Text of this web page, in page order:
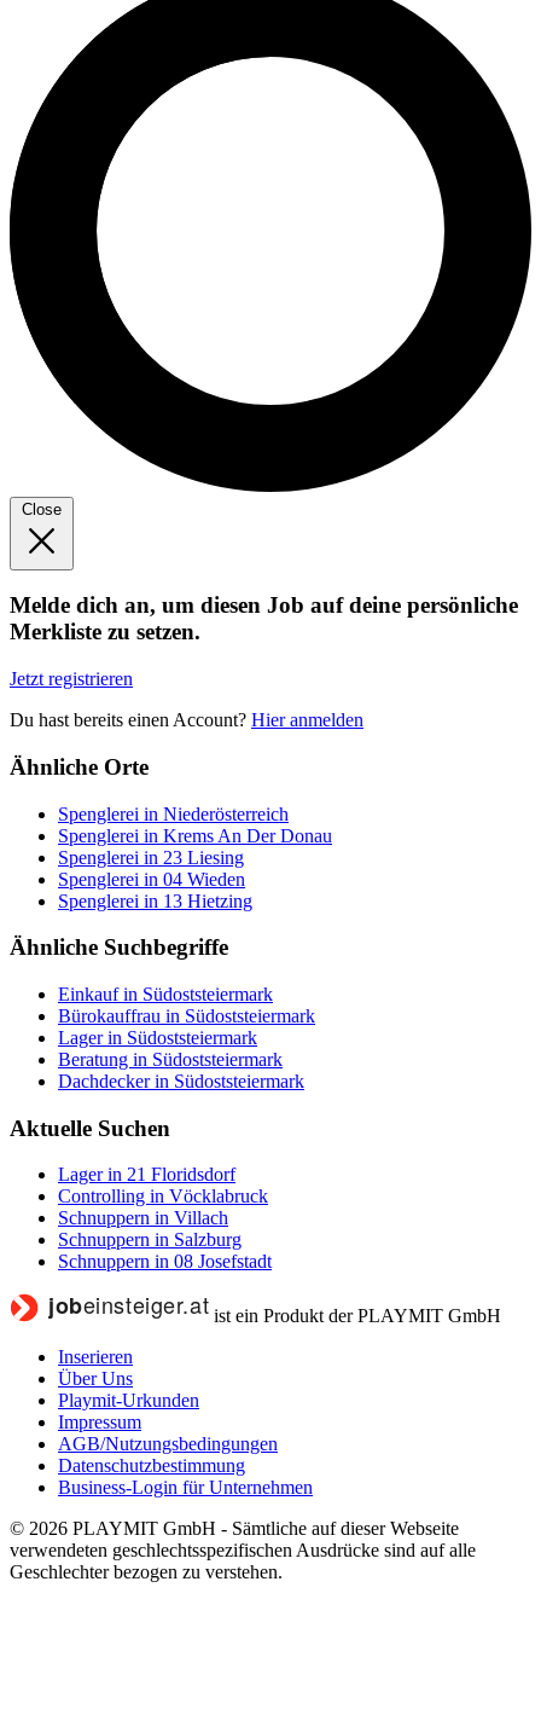
Close
Melde dich an, um diesen Job auf deine persönliche
Merkliste zu setzen.
Jetzt registrieren
Du hast bereits einen Account? Hier anmelden
Ähnliche Orte
Spenglerei in Niederösterreich
Spenglerei in Krems An Der Donau
Spenglerei in 23 Liesing
Spenglerei in 04 Wieden
Spenglerei in 13 Hietzing
Ähnliche Suchbegriffe
Einkauf in Südoststeiermark
Bürokauffrau in Südoststeiermark
Lager in Südoststeiermark
Beratung in Südoststeiermark
Dachdecker in Südoststeiermark
Aktuelle Suchen
Lager in 21 Floridsdorf
Controlling in Vöcklabruck
Schnuppern in Villach
Schnuppern in Salzburg
Schnuppern in 08 Josefstadt
ist ein Produkt der PLAYMIT GmbH
Inserieren
Über Uns
Playmit-Urkunden
Impressum
AGB/Nutzungsbedingungen
Datenschutzbestimmung
Business-Login für Unternehmen
© 2026 PLAYMIT GmbH - Sämtliche auf dieser Webseite
verwendeten geschlechtsspezifischen Ausdrücke sind auf alle
Geschlechter bezogen zu verstehen.